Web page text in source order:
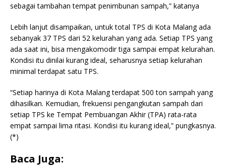
sebagai tambahan tempat penimbunan sampah,” katanya
Lebih lanjut disampaikan, untuk total TPS di Kota Malang ada
sebanyak 37 TPS dari 52 kelurahan yang ada. Setiap TPS yang
ada saat ini, bisa mengakomodir tiga sampai empat kelurahan.
Kondisi itu dinilai kurang ideal, seharusnya setiap kelurahan
minimal terdapat satu TPS.
“Setiap harinya di Kota Malang terdapat 500 ton sampah yang
dihasilkan. Kemudian, frekuensi pengangkutan sampah dari
setiap TPS ke Tempat Pembuangan Akhir (TPA) rata-rata
empat sampai lima ritasi. Kondisi itu kurang ideal,” pungkasnya.
(*)
Baca Juga: